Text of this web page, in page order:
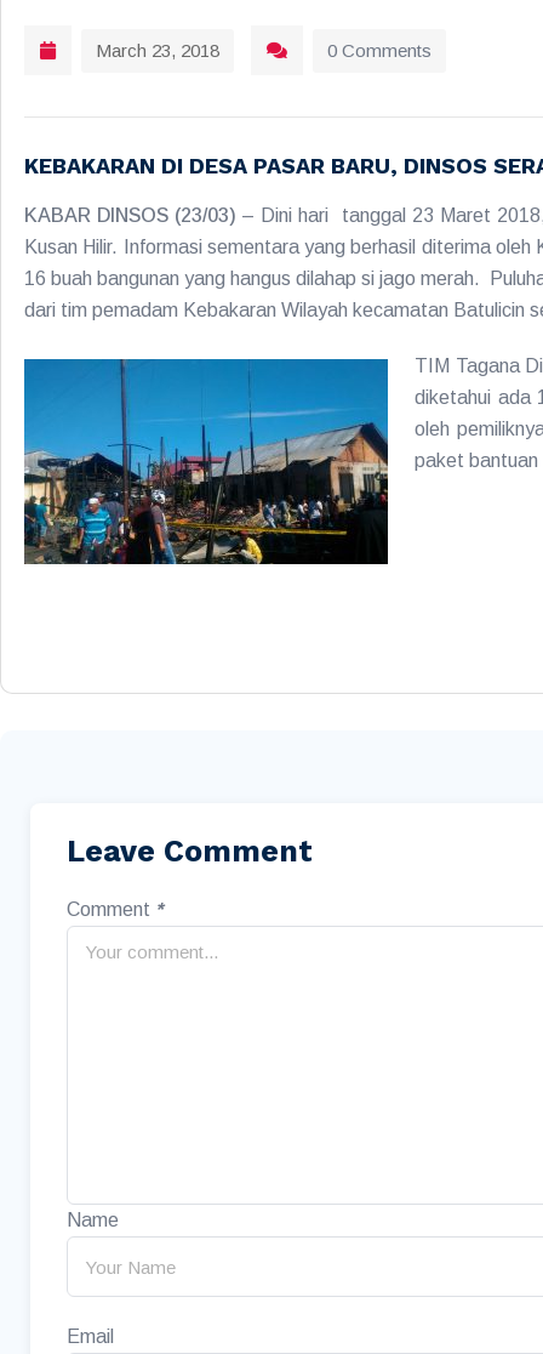
March 23, 2018 0 Comments
KEBAKARAN DI DESA PASAR BARU, DINSOS
KABAR DINSOS (23/03) – Dini hari tanggal 23 Maret
Kusan Hilir. Informasi sementara yang berhasil diterima
16 buah bangunan yang hangus dilahap si jago merah.
dari tim pemadam Kebakaran Wilayah kecamatan Batulicin
TIM Tagana
diketahui ada
oleh
paket bantuan
Leave Comment
Comment *
Name
Email